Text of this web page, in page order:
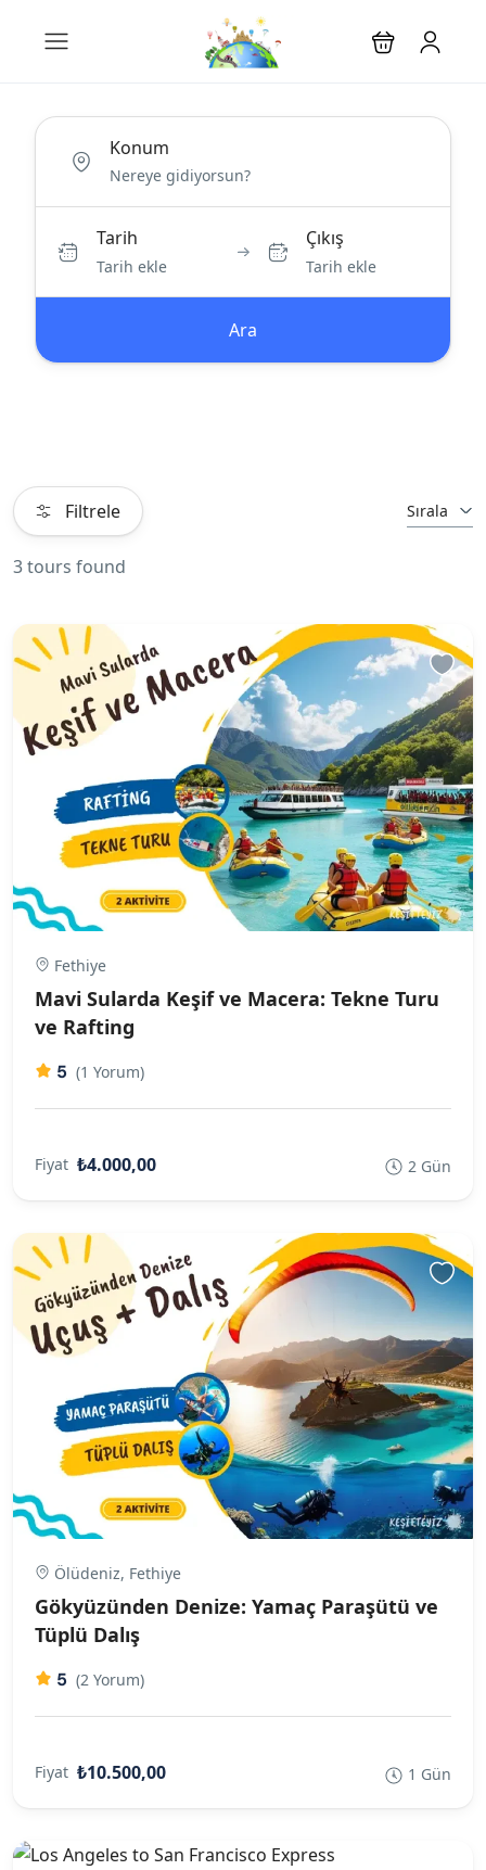
Konum
Tarih
Tarih ekle
Çıkış
Tarih ekle
Ara
Filtrele Sırala
3 tours found
Fethiye
Mavi Sularda Keşif ve Macera: Tekne Turu
ve Rafting
5 (1 Yorum)
Fiyat ₺4.000,00 2 Gün
Ölüdeniz, Fethiye
Gökyüzünden Denize: Yamaç Paraşütü ve
Tüplü Dalış
5 (2 Yorum)
Fiyat ₺10.500,00 1 Gün